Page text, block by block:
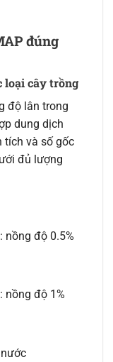
đúng
loại cây trồng
độ lân trong
dung dịch
tích và số gốc
đủ lượng
nồng độ 0.5%
nồng độ 1%